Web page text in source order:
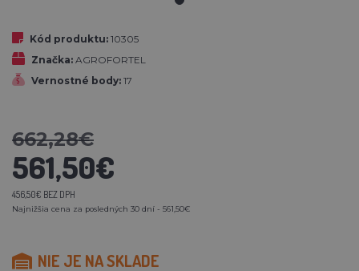
Kód produktu: 10305
Značka: AGROFORTEL
Vernostné body: 17
662,28€
561,50€
456,50€ BEZ DPH
Najnižšia cena za posledných 30 dní - 561,50€
NIE JE NA SKLADE